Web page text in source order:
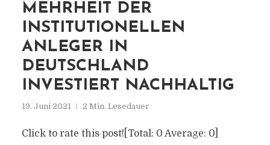
MEHRHEIT DER
INSTITUTIONELLEN
ANLEGER IN
DEUTSCHLAND
INVESTIERT NACHHALTIG
19. Juni 2021 2 Min. Lesedauer
Click to rate this post![Total: 0 Average: 0]